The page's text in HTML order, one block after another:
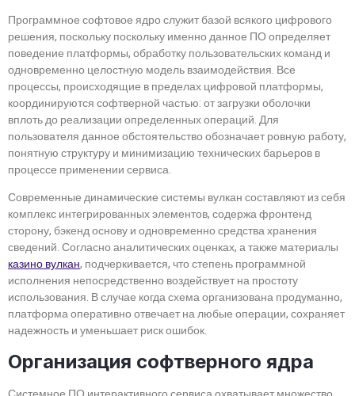
Программное софтовое ядро служит базой всякого цифрового
решения, поскольку поскольку именно данное ПО определяет
поведение платформы, обработку пользовательских команд и
одновременно целостную модель взаимодействия. Все
процессы, происходящие в пределах цифровой платформы,
координируются софтверной частью: от загрузки оболочки
вплоть до реализации определенных операций. Для
пользователя данное обстоятельство обозначает ровную работу,
понятную структуру и минимизацию технических барьеров в
процессе применении сервиса.
Современные динамические системы вулкан составляют из себя
комплекс интегрированных элементов, содержа фронтенд
сторону, бэкенд основу и одновременно средства хранения
сведений. Согласно аналитических оценках, а также материалы
казино вулкан, подчеркивается, что степень программной
исполнения непосредственно воздействует на простоту
использования. В случае когда схема организована продуманно,
платформа оперативно отвечает на любые операции, сохраняет
надежность и уменьшает риск ошибок.
Организация софтверного ядра